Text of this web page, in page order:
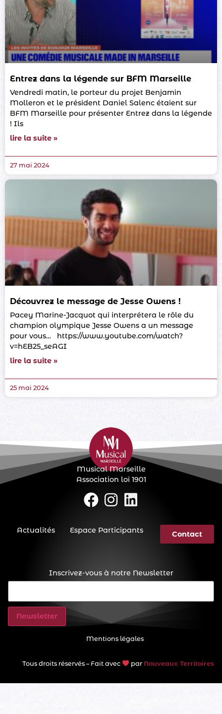
Entrez dans la légende sur BFM Marseille
Vendredi matin, le porteur du projet Benjamin
Molleron et le président Daniel Salenc étaient sur
BFM Marseille pour présenter Entrez dans la légende
! Ils
lire la suite »
27 mai 2024
Découvrez le message de Jesse Owens !
Pacey Marine-Jacquot qui interprétera le rôle du
champion olympique Jesse Owens a un message
pour vous… https://www.youtube.com/watch?
v=hEB25_seAGI
lire la suite »
25 mai 2024
Inscrivez-vous à notre Newsletter
E-
Musical Marseille
Association loi 1901
Actualités Espace Participants Contact
Mentions légales
Tous droits réservés – Fait avec par Nouveaux Territoires